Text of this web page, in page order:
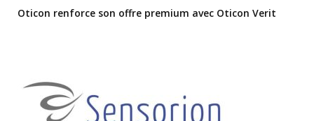
Oticon renforce son offre premium avec Oticon Verit